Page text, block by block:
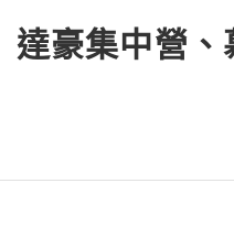
豪集中營、